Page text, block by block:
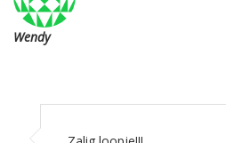
Wendy